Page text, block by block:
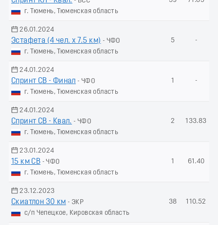
г. Тюмень, Тюменская область
26.01.2024
Эстафета (4 чел. х 7.5 км) - ЧФО
г. Тюмень, Тюменская область
5 -
24.01.2024
Спринт СВ - Финал - ЧФО
г. Тюмень, Тюменская область
1 -
24.01.2024
Спринт СВ - Квал. - ЧФО
г. Тюмень, Тюменская область
2 133.83
23.01.2024
15 км СВ - ЧФО
г. Тюмень, Тюменская область
1 61.40
23.12.2023
Скиатлон 30 км - ЭКР
с/п Чепецкое, Кировская область
38 110.52